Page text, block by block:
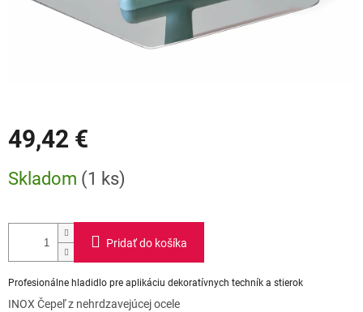
49,42 €
cena:
Skladom (1 ks)
Pridať do košíka
Profesionálne hladidlo pre aplikáciu dekoratívnych techník a stierok
INOX Čepeľ z nehrdzavejúcej ocele